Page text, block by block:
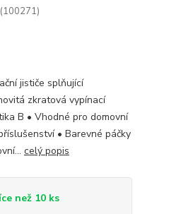
jističe splňující
zkratová vypínací
B • Vhodné pro domovní
• Barevné páčky
celý popis
než 10 ks